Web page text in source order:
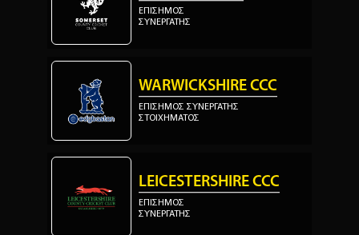
ΕΠΙΣΗΜΟΣ
ΣΥΝΕΡΓΑΤΗΣ
WARWICKSHIRE CCC
ΕΠΙΣΗΜΟΣ ΣΥΝΕΡΓΑΤΗΣ
ΣΤΟΙΧΗΜΑΤΟΣ
LEICESTERSHIRE CCC
ΕΠΙΣΗΜΟΣ
ΣΥΝΕΡΓΑΤΗΣ